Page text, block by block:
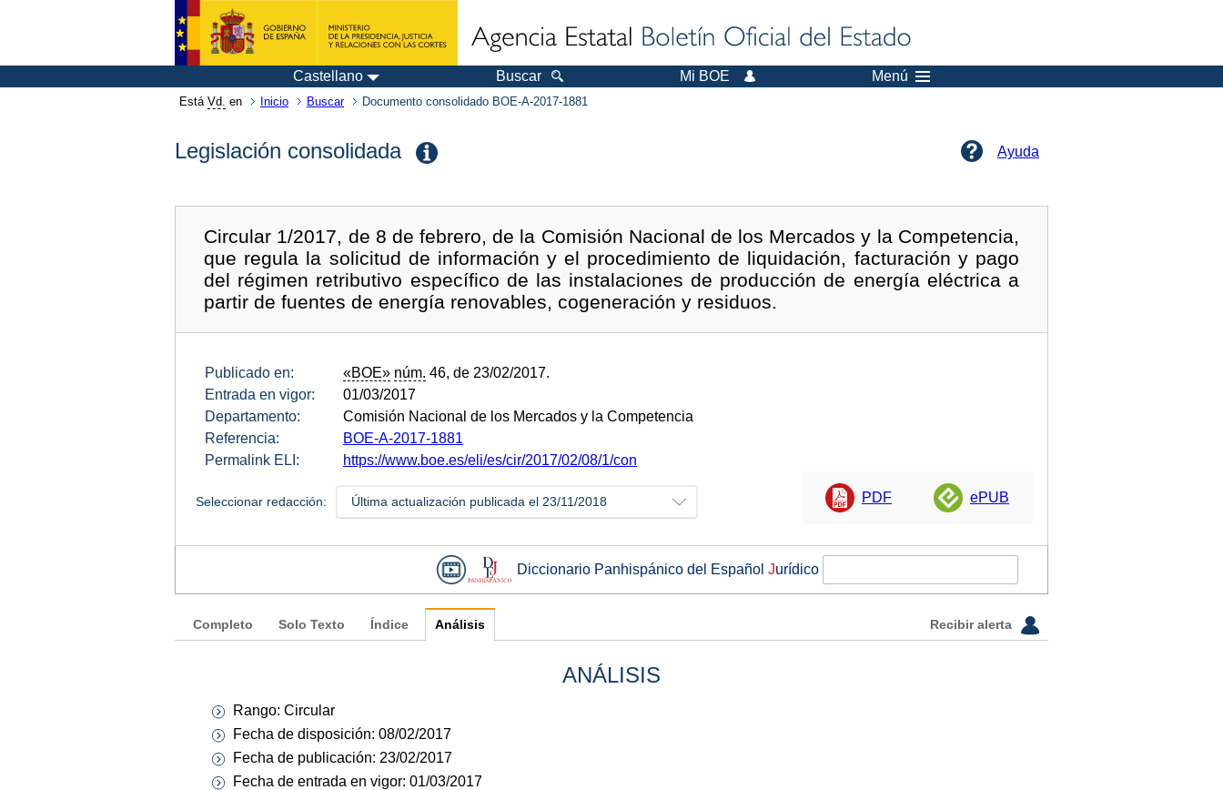
Castellano Buscar Mi BOE Menú
Está Vd. en Inicio Buscar Documento consolidado BOE-A-2017-1881
Legislación consolidada Ayuda
Circular 1/2017, de 8 de febrero, de la Comisión Nacional de los Mercados y la Competencia,
que regula la solicitud de información y el procedimiento de liquidación, facturación y pago
del régimen retributivo específico de las instalaciones de producción de energía eléctrica a
partir de fuentes de energía renovables, cogeneración y residuos.
Publicado en: «BOE» núm. 46, de 23/02/2017.
Entrada en vigor:
01/03/2017
Departamento:
Comisión Nacional de los Mercados y la Competencia
Referencia:
BOE-A-2017-1881
Permalink ELI:
https://www.boe.es/eli/es/cir/2017/02/08/1/con
Seleccionar redacción: Última actualización publicada el 23/11/2018 PDF ePUB
Diccionario Panhispánico del Español Jurídico
Completo Solo Texto Índice Análisis Recibir alerta
ANÁLISIS
Rango: Circular
Fecha de disposición: 08/02/2017
Fecha de publicación: 23/02/2017
Fecha de entrada en vigor: 01/03/2017